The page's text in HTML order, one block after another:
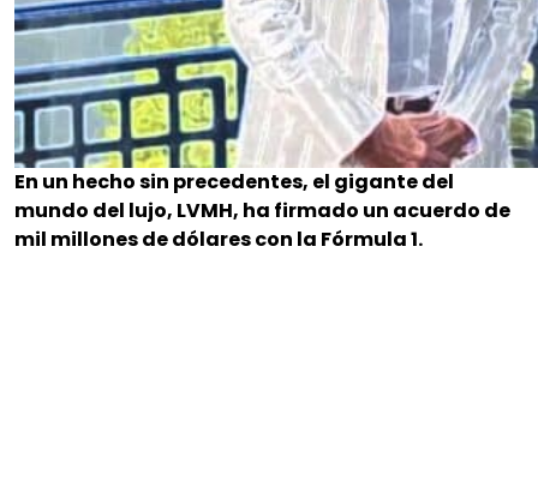
En un hecho sin precedentes, el gigante del
mundo del lujo, LVMH, ha firmado un acuerdo de
mil millones de dólares con la Fórmula 1.